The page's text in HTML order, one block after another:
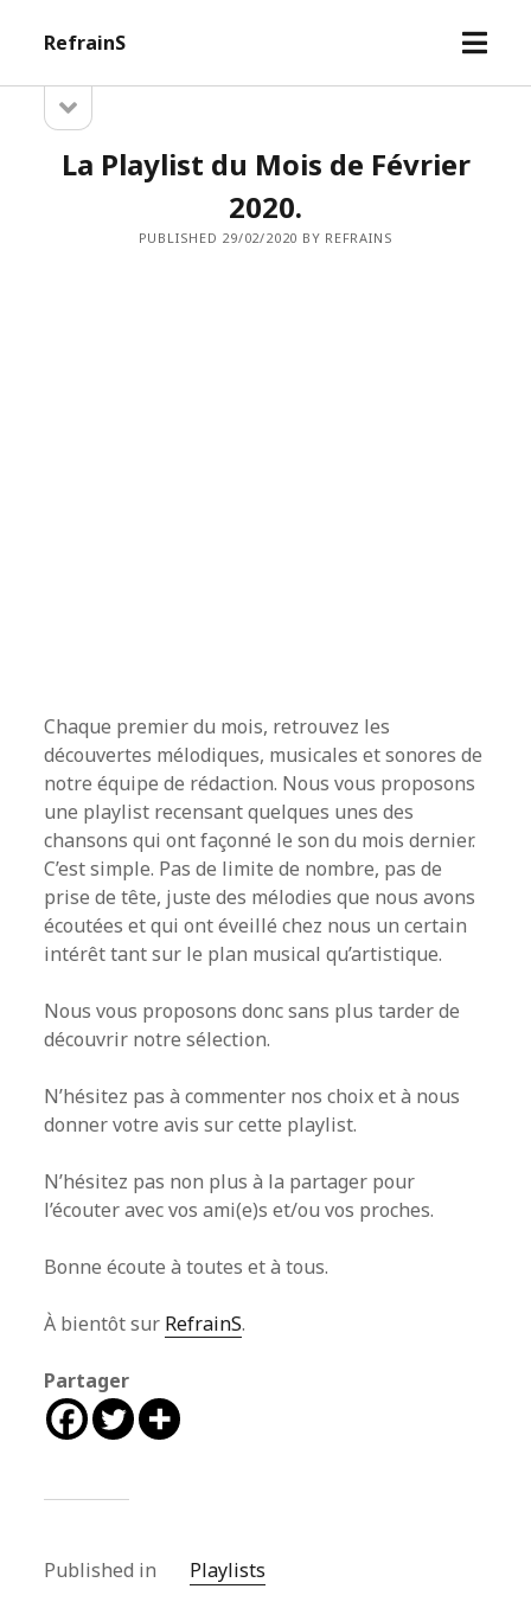
RefrainS
open
Sidebarsidebar
La Playlist du Mois de Février
2020.
PUBLISHED 29/02/2020 BY REFRAINS
Chaque premier du mois, retrouvez les
découvertes mélodiques, musicales et sonores de
notre équipe de rédaction. Nous vous proposons
une playlist recensant quelques unes des
chansons qui ont façonné le son du mois dernier.
C’est simple. Pas de limite de nombre, pas de
prise de tête, juste des mélodies que nous avons
écoutées et qui ont éveillé chez nous un certain
intérêt tant sur le plan musical qu’artistique.
Nous vous proposons donc sans plus tarder de
découvrir notre sélection.
N’hésitez pas à commenter nos choix et à nous
donner votre avis sur cette playlist.
N’hésitez pas non plus à la partager pour
l’écouter avec vos ami(e)s et/ou vos proches.
Bonne écoute à toutes et à tous.
À bientôt sur RefrainS.
Partager
Published in Playlists